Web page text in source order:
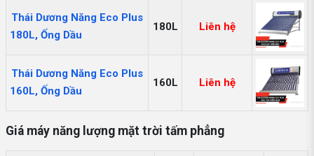
Thái Dương Năng Eco Plus
180L, Ống Dầu
180L Liên hệ
Thái Dương Năng Eco Plus
160L, Ống Dầu
160L Liên hệ
Giá máy năng lượng mặt trời tấm phẳng